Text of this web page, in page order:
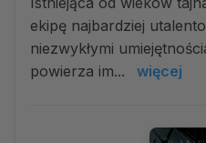
ekipę najbardziej
niezwykłymi
powierza im...
więcej